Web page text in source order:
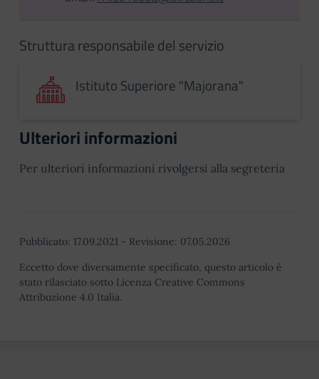
Struttura responsabile del servizio
Istituto Superiore "Majorana"
Ulteriori informazioni
Per ulteriori informazioni rivolgersi alla segreteria
Pubblicato: 17.09.2021 - Revisione: 07.05.2026
Eccetto dove diversamente specificato, questo articolo è
stato rilasciato sotto Licenza Creative Commons
Attribuzione 4.0 Italia.